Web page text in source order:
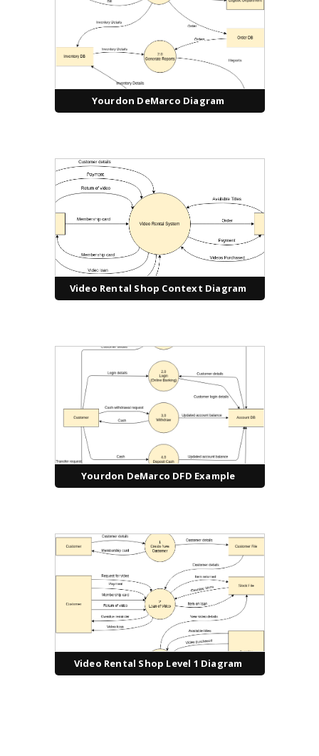
Yourdon DeMarco Diagram
Video Rental Shop Context Diagram
Yourdon DeMarco DFD Example
Video Rental Shop Level 1 Diagram